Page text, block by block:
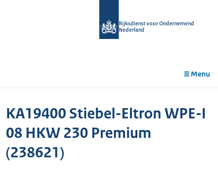
Rijksdienst voor Ondernemend
Nederland
Menu
KA19400 Stiebel-Eltron WPE-I
08 HKW 230 Premium
(238621)